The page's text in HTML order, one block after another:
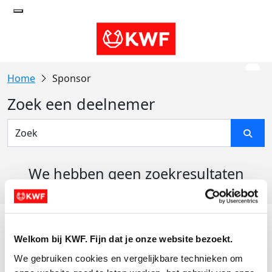
Welkom bij KWF. Fijn dat je onze website bezoekt.
We gebruiken cookies en vergelijkbare technieken om
Sponsor
Zoek een deelnemer
We hebben geen zoekresultaten
Actiematerialen
Evenementen